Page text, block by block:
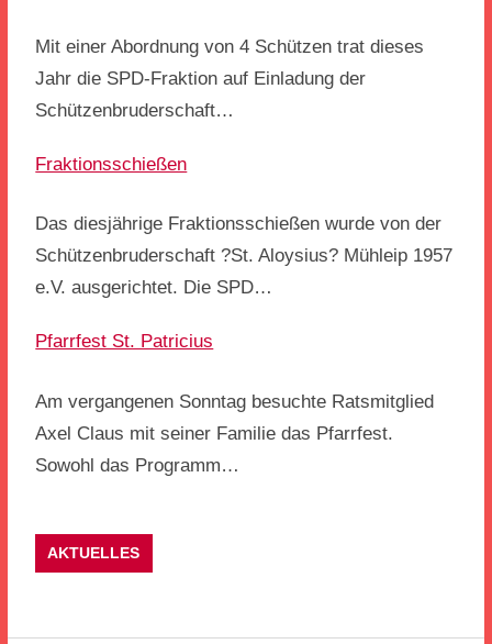
Mit einer Abordnung von 4 Schützen trat dieses
Jahr die SPD-Fraktion auf Einladung der
Schützenbruderschaft…
Fraktionsschießen
Das diesjährige Fraktionsschießen wurde von der
Schützenbruderschaft ?St. Aloysius? Mühleip 1957
e.V. ausgerichtet. Die SPD…
Pfarrfest St. Patricius
Am vergangenen Sonntag besuchte Ratsmitglied
Axel Claus mit seiner Familie das Pfarrfest.
Sowohl das Programm…
AKTUELLES